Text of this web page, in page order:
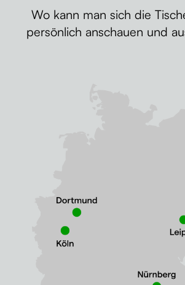
Wo kann man sich die
persönlich anschauen und